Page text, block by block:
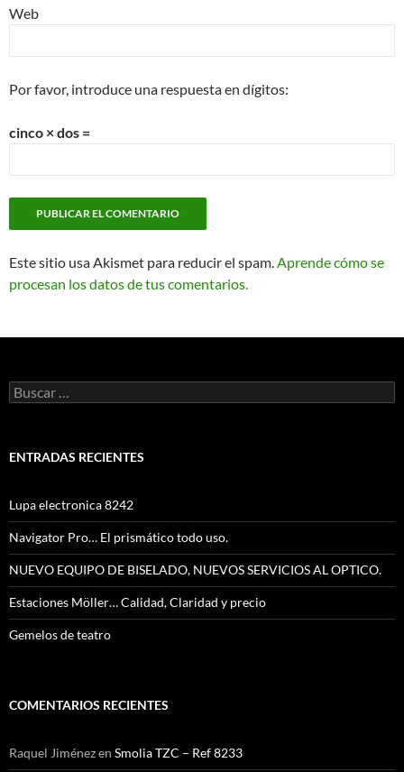
Web
Por favor, introduce una respuesta en dígitos:
cinco × dos =
Este sitio usa Akismet para reducir el spam.Aprende cómo se
procesan los datos de tus comentarios.
Buscar:
ENTRADAS RECIENTES
Lupa electronica 8242
Navigator Pro… El prismático todo uso.
NUEVO EQUIPO DE BISELADO, NUEVOS SERVICIOS AL OPTICO.
Estaciones Möller… Calidad, Claridad y precio
Gemelos de teatro
COMENTARIOS RECIENTES
Raquel Jiménezen Smolia TZC – Ref 8233